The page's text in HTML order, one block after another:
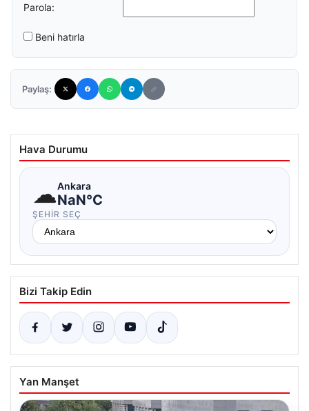
Parola:
Beni hatırla
Paylaş:
Hava Durumu
☁Ankara
NaN°C
ŞEHIR SEÇ
Bizi Takip Edin
Yan Manşet